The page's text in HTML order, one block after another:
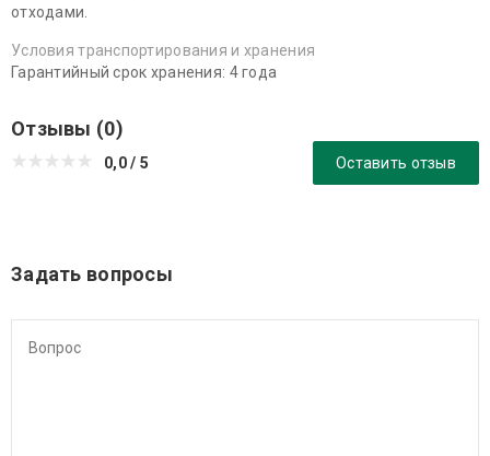
отходами.
Условия транспортирования и хранения
Гарантийный срок хранения: 4 года
Отзывы (0)
0,0 / 5 Оставить отзыв
Задать вопросы